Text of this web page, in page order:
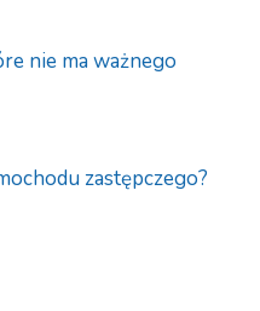
nie ma ważnego
zastępczego?